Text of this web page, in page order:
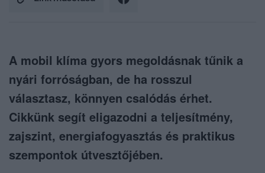
A mobil klíma gyors megoldásnak tűnik a
nyári forróságban, de ha rosszul
választasz, könnyen csalódás érhet.
Cikkünk segít eligazodni a teljesítmény,
zajszint, energiafogyasztás és praktikus
szempontok útvesztőjében.